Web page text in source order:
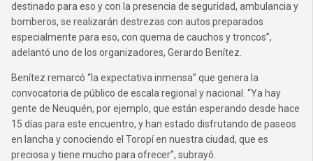
destinado para eso y con la presencia de seguridad, ambulancia y
bomberos, se realizarán destrezas con autos preparados
especialmente para eso, con quema de cauchos y troncos”,
adelantó uno de los organizadores, Gerardo Benítez.
Benítez remarcó “la expectativa inmensa” que genera la
convocatoria de público de escala regional y nacional. “Ya hay
gente de Neuquén, por ejemplo, que están esperando desde hace
15 días para este encuentro, y han estado disfrutando de paseos
en lancha y conociendo el Toropí en nuestra ciudad, que es
preciosa y tiene mucho para ofrecer”, subrayó.